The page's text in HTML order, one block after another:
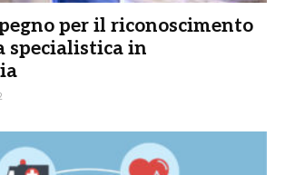
per il riconoscimento
specialistica in